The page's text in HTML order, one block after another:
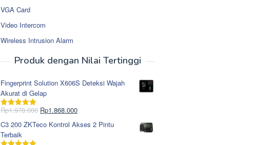
VGA Card
Video Intercom
Wireless Intrusion Alarm
Produk dengan Nilai Tertinggi
Fingerprint Solution X606S Deteksi Wajah
Akurat di Gelap
Dinilai5.00
Rp1.978.000 Harga
aslinya
adalah:
Rp1.868.000Harga
saat
ini
C3 200 ZKTeco Kontrol Akses 2 Pintu
Terbaik